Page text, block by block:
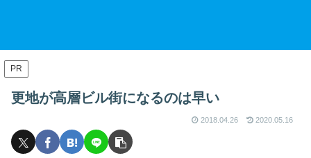
PR
更地が高層ビル街になるのは早い
2018.04.26 2020.05.16